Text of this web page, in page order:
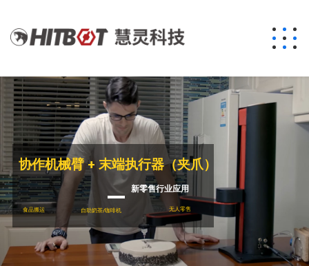
协作机械臂 + 末端执行器（夹爪）
新零售行业应用
食品搬运 自助奶茶/咖啡机 无人零售
新零售行业应用